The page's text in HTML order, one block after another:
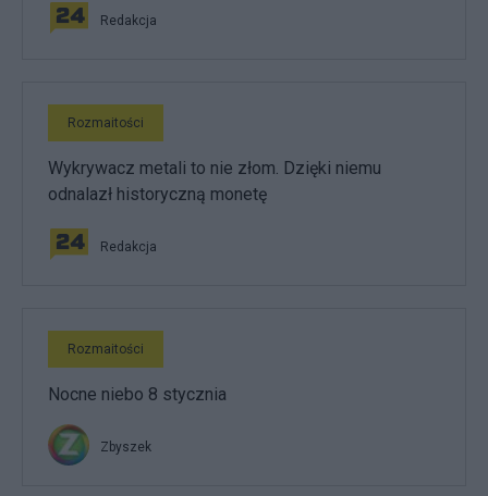
Redakcja
Rozmaitości
Wykrywacz metali to nie złom. Dzięki niemu
odnalazł historyczną monetę
Redakcja
Rozmaitości
Nocne niebo 8 stycznia
Zbyszek